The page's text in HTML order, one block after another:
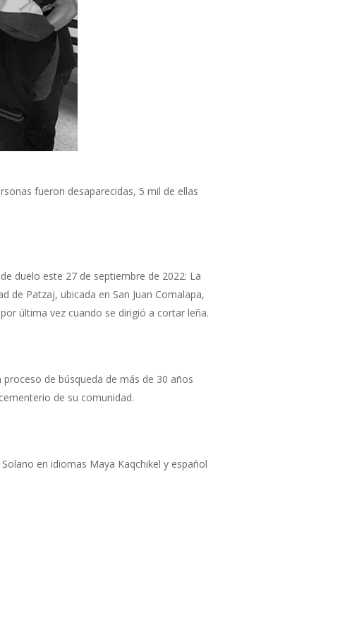
fueron desaparecidas, 5 mil de ellas
duelo este 27 de septiembre de 2022: La
de Patzaj, ubicada en San Juan Comalapa,
última vez cuando se dirigió a cortar leña.
de búsqueda de más de 30 años
de su comunidad.
en idiomas Maya Kaqchikel y español